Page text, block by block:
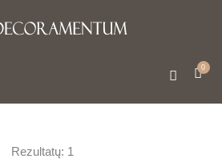
0
- Cebos Color
- Cebos Color
Rezultatų: 1